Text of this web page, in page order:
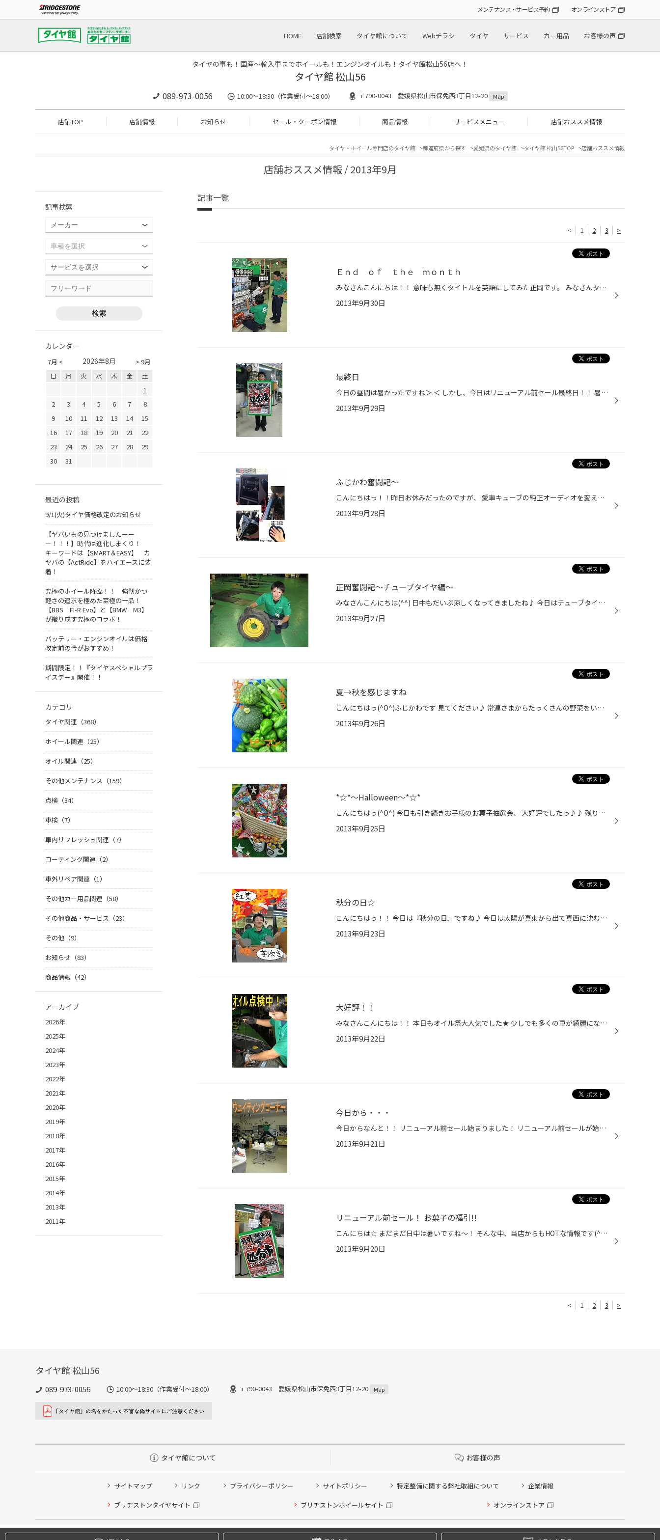
メンテナンス・サービス予約 オンラインストア
HOME 店舗検索 タイヤ館について Webチラシ タイヤ サービス カー用品 お客様の声
タイヤの事も！国産～輸入車までホイールも！エンジンオイルも！タイヤ館松山56店へ！
タイヤ館 松山56
089-973-0056 10:00～18:30（作業受付～18:00） 〒790-0043 愛媛県松山市保免西3丁目12-20 Map
店舗TOP 店舗情報 お知らせ セール・クーポン情報 商品情報 サービスメニュー 店舗おススメ情報
タイヤ・ホイール専門店のタイヤ館 都道府県から探す 愛媛県のタイヤ館 タイヤ館 松山56TOP 店舗おススメ情報
店舗おススメ情報 / 2013年9月
記事一覧
< 1 2 3 >
Ｅｎｄ ｏｆ ｔｈｅ ｍｏｎｔｈ
みなさんこんにちは！！ 意味も無くタイトルを英語にしてみた正岡です。 みなさんタイトルの英語の意味分かりますか？ ・・・・・・・・・ 正解は・・・「月末」です！ さて、余談は置いといて 今日はオイル祭最終でした！！ 平日ながらたくさんの方に来ていただきました。 本当にありがとうござい...
2013年9月30日
最終日
今日の昼間は暑かったですね＞.＜ しかし、今日はリニューアル前セール最終日！！ 暑い中でもたくさんの方が来てくれました！！ 今月一番の盛り上がりだったような気がします♪ たくさんのご来店、ありがとうございました(^O^) そしてこれから天山店はリニューアル突入していきます！ え？リニューア...
2013年9月29日
ふじかわ奮闘記～
こんにちはっ！！昨日お休みだったのですが、 愛車キューブの純正オーディオを変えるのに挑戦っ！！ まずは、調べた通りにはずしてっと・・・ んんんんん((+_+))固いーーー 気合でなんとか外したのですが、笑 気づけば、薬指は皮がむけ、中指には水ぶくれ、 手のひらは真っ赤に・・・(泣)(泣) 一旦...
2013年9月28日
正岡奮闘記～チューブタイヤ編～
みなさんこんにちは(^^) 日中もだいぶ涼しくなってきましたね♪ 今日はチューブタイヤのパンク修理を教えていただきました！！ 最近では、ほんとんどのタイヤがチューブレスになってきているので なかなかチューブタイヤを見ませんね(;_:) タイヤのプロになる為には やはりチューブタイヤもできない...
2013年9月27日
夏→秋を感じますね
こんにちはっ(^O^)ふじかわです 見てください♪ 常連さまからたっくさんの野菜をいただきました♪ 今年の夏野菜ももう終わりだそうですが、 今回も、これまで同様とっても立派な野菜たちです(^^♪ (((今日はチンジャオロースにしようかなっ))) 一方で、今日は日中もコオロギの声が響いてました♪ コオロ...
2013年9月26日
*☆*～Halloween～*☆*
こんにちはっ(^O^) 今日も引き続きお子様のお菓子抽選会、 大好評でしたっ♪♪ 残りのお菓子も少なくなってきたので、 次はなにをしようかな～なんて考え中のふじかわですが(゜o゜) ひらめきました☆来月10/31はなんと、 *☆*～Halloween～*☆*です(^^) わたしの小さいころはあまり親しみがなかったです...
2013年9月25日
秋分の日☆
こんにちはっ！！ 今日は『秋分の日』ですね♪ 今日は太陽が真東から出て真西に沈むので、 昼夜の長さがほぼ等しくなります(^^) これからは少しずつ日が短くなって どんどん涼しくなっていくんでしょうね～(^O^) わたしにとって秋といえば、やっぱり『食』！！？笑 愛媛では河川敷で大きな鍋を囲んで...
2013年9月23日
大好評！！
みなさんこんにちは！！ 本日もオイル祭大人気でした★ 少しでも多くの車が綺麗になっていくのは気持ちがいいですねー☆ 当店では安全点検の際にオイル点検もしています！ まずオイルがどれくらい汚れているかチェックします！！ 自分の車のオイルが真っ黒になっていると嫌ですよね＞．＜ エンジンは...
2013年9月22日
今日から・・・
今日からなんと！！ リニューアル前セール始まりました！ リニューアル前セールが始まるということは リニューアルが近々あるということです！！ リニューアルがあるということは 天山店が変身するということです。 ということは長年 皆様に愛されてきた天山店が見れなくってしまいます＞。＜ 今の...
2013年9月21日
リニューアル前セール！ お菓子の福引!!
こんにちは☆ まだまだ日中は暑いですね～！ そんな中、当店からもHOTな情報です(^O^) なんと明日9/21(土)から9/29(日)まで、 8日間限定セールが開催されます!! ブリヂストンの人気タイヤを 手に入れるチャンスです♪♪ もちろん、お買い得4本セットも種類豊富にありますよ(^^♪ あわせて、子供たちにも...
2013年9月20日
< 1 2 3 >
記事検索
カレンダー
7月 < > 9月
2026年8月
日 月 火 水 木 金
土
1
2
3 4 5 6 7
8
9
10 11 12 13 14
15
16
17 18 19 20 21
22
23
24 25 26 27 28
29
30
31
最近の投稿
9/1(火)タイヤ価格改定のお知らせ
【ヤバいもの見つけましたーー
ー！！！】時代は進化しまくり！
キーワードは【SMART＆EASY】 カ
ヤバの【ActRide】をハイエースに装
着！
究極のホイール降臨！！ 強靭かつ
軽さの追求を極めた至極の一品！
【BBS FI-R Evo】と【BMW M3】
が織り成す究極のコラボ！
バッテリー・エンジンオイルは価格
改定前の今がおすすめ！
期間限定！！『タイヤスペシャルプラ
イスデー』開催！！
カテゴリ
タイヤ関連（368）
ホイール関連（25）
オイル関連（25）
その他メンテナンス（159）
点検（34）
車検（7）
車内リフレッシュ関連（7）
コーティング関連（2）
車外リペア関連（1）
その他カー用品関連（58）
その他商品・サービス（23）
その他（9）
お知らせ（83）
商品情報（42）
アーカイブ
2026年
2025年
2024年
2023年
2022年
2021年
2020年
2019年
2018年
2017年
2016年
2015年
2014年
2013年
2011年
タイヤ館 松山56
089-973-0056 10:00～18:30（作業受付～18:00） 〒790-0043 愛媛県松山市保免西3丁目12-20 Map
タイヤ館について お客様の声
サイトマップ リンク プライバシーポリシー サイトポリシー 特定整備に関する弊社取組について 企業情報
ブリヂストンタイヤサイト ブリヂストンホイールサイト オンラインストア
Copyright © 2024 Bridgestone Retail Co.,Ltd. All rights Reserved.
タイヤ点検・安全点検/タイヤ履き替え/オイル交換/その他ピット作業の予約
クローク契約会員専用タイヤ履き替え※タイヤ履き替えを希望のクローク契約会員の方はこちらを選択ください
本日のタイヤ履き替え順番待ち予約 ※クローク契約会員の方はご利用いただけません